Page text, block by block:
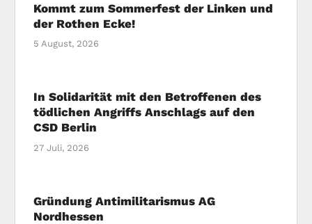
Kommt zum Sommerfest der Linken und
der Rothen Ecke!
5 August, 2026
In Solidarität mit den Betroffenen des
tödlichen Angriffs Anschlags auf den
CSD Berlin
27 Juli, 2026
Gründung Antimilitarismus AG
Nordhessen